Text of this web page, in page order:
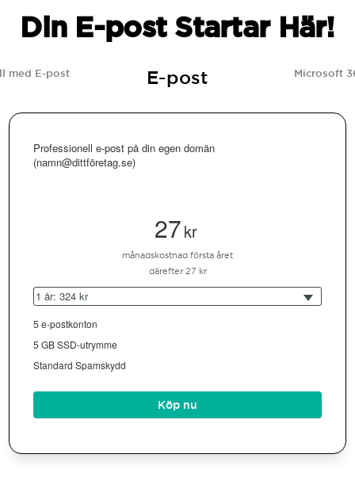
Din E-post Startar Här!
med E-post E-post Microsoft
Professionell e-post på din egen domän
(namn@dittföretag.se)
27kr
månadskostnad första året
därefter 27 kr
1 år: 324 kr
5 e-postkonton
5 GB SSD-utrymme
Standard Spamskydd
Köp nu